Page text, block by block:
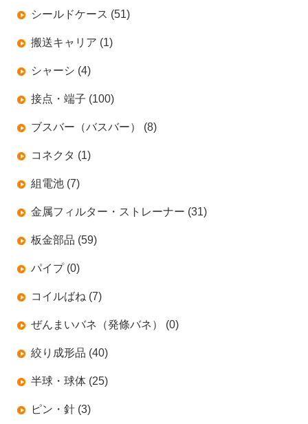
シールドケース (51)
搬送キャリア (1)
シャーシ (4)
接点・端子 (100)
ブスバー（バスバー） (8)
コネクタ (1)
組電池 (7)
金属フィルター・ストレーナー (31)
板金部品 (59)
パイプ (0)
コイルばね (7)
ぜんまいバネ（発條バネ） (0)
絞り成形品 (40)
半球・球体 (25)
ピン・針 (3)